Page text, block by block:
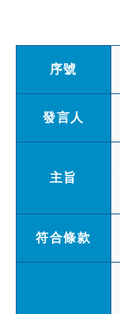
序號
發言人
主旨
符合條款